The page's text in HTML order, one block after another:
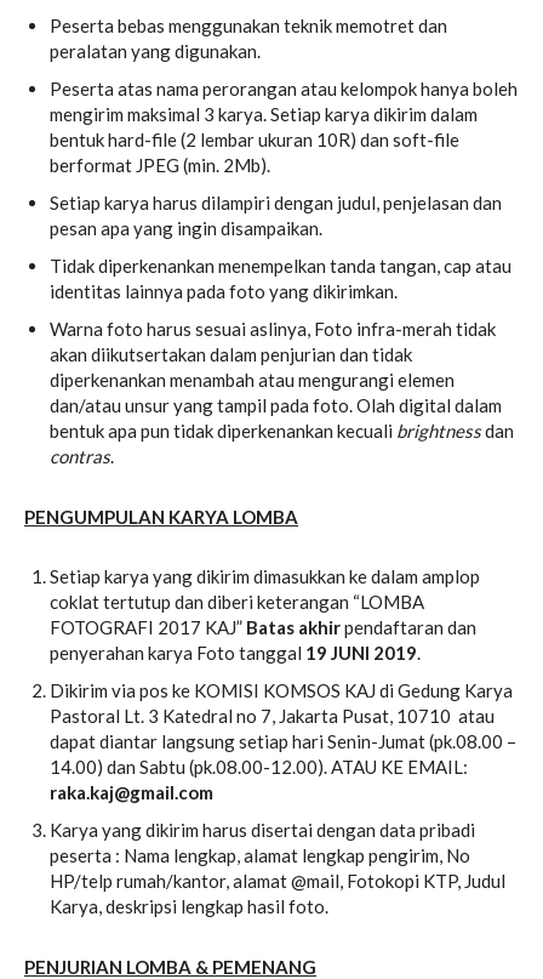
Peserta bebas menggunakan teknik memotret dan
peralatan yang digunakan.
Peserta atas nama perorangan atau kelompok hanya boleh
mengirim maksimal 3 karya. Setiap karya dikirim dalam
bentuk hard-file (2 lembar ukuran 10R) dan soft-file
berformat JPEG (min. 2Mb).
Setiap karya harus dilampiri dengan judul, penjelasan dan
pesan apa yang ingin disampaikan.
Tidak diperkenankan menempelkan tanda tangan, cap atau
identitas lainnya pada foto yang dikirimkan.
Warna foto harus sesuai aslinya, Foto infra-merah tidak
akan diikutsertakan dalam penjurian dan tidak
diperkenankan menambah atau mengurangi elemen
dan/atau unsur yang tampil pada foto. Olah digital dalam
bentuk apa pun tidak diperkenankan kecuali brightnessdan
contras.
PENGUMPULAN KARYA LOMBA
Setiap karya yang dikirim dimasukkan ke dalam amplop
coklat tertutup dan diberi keterangan “LOMBA
FOTOGRAFI 2017 KAJ” Batas akhirpendaftaran dan
penyerahan karya Foto tanggal 19 JUNI 2019.
Dikirim via pos ke KOMISI KOMSOS KAJ di Gedung Karya
Pastoral Lt. 3 Katedral no 7, Jakarta Pusat, 10710 atau
dapat diantar langsung setiap hari Senin-Jumat (pk.08.00 –
14.00) dan Sabtu (pk.08.00-12.00). ATAU KE EMAIL:
raka.kaj@gmail.com
Karya yang dikirim harus disertai dengan data pribadi
peserta : Nama lengkap, alamat lengkap pengirim, No
HP/telp rumah/kantor, alamat @mail, Fotokopi KTP, Judul
Karya, deskripsi lengkap hasil foto.
PENJURIAN LOMBA & PEMENANG